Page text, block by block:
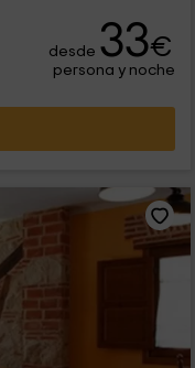
desde 33€
persona y noche